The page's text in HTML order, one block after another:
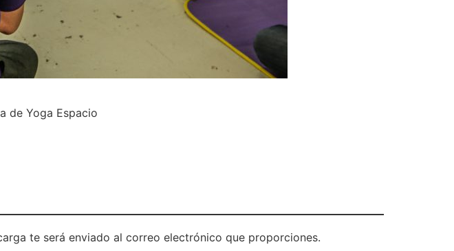
de Yoga Espacio
te será enviado al correo electrónico que proporciones.